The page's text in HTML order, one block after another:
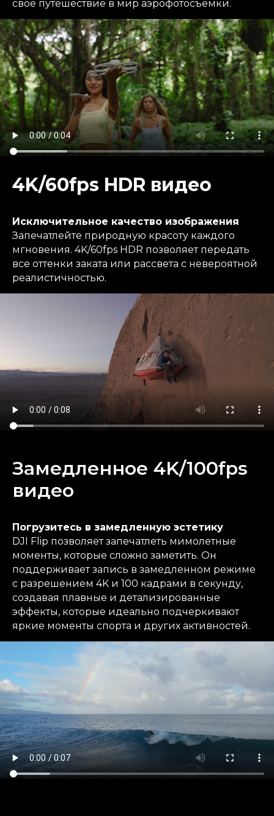
свое путешествие в мир аэрофотосъемки.
4K/60fps HDR видео
Исключительное качество изображения
Запечатлейте природную красоту каждого
мгновения. 4K/60fps HDR позволяет передать
все оттенки заката или рассвета с невероятной
реалистичностью.
Замедленное 4K/100fps
видео
Погрузитесь в замедленную эстетику
DJI Flip позволяет запечатлеть мимолетные
моменты, которые сложно заметить. Он
поддерживает запись в замедленном режиме
с разрешением 4K и 100 кадрами в секунду,
создавая плавные и детализированные
эффекты, которые идеально подчеркивают
яркие моменты спорта и других активностей.